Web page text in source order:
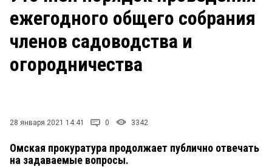
НОВОСТИ КОМПАНИЙ Блоги
Архив
ежегодного общего собрания
членов садоводства и
огородничества
28 января 2021 14:41 0 3342
Омская прокуратура продолжает публично отвечать
на задаваемые вопросы.